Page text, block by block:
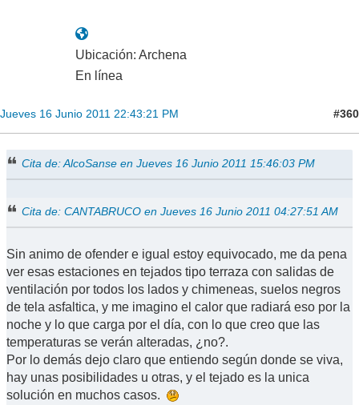
Ubicación: Archena
En línea
Jueves 16 Junio 2011 22:43:21 PM #360
Cita de: AlcoSanse en Jueves 16 Junio 2011 15:46:03 PM
Cita de: CANTABRUCO en Jueves 16 Junio 2011 04:27:51 AM
Sin animo de ofender e igual estoy equivocado, me da pena
ver esas estaciones en tejados tipo terraza con salidas de
ventilación por todos los lados y chimeneas, suelos negros
de tela asfaltica, y me imagino el calor que radiará eso por la
noche y lo que carga por el día, con lo que creo que las
temperaturas se verán alteradas, ¿no?.
Por lo demás dejo claro que entiendo según donde se viva,
hay unas posibilidades u otras, y el tejado es la unica
solución en muchos casos.